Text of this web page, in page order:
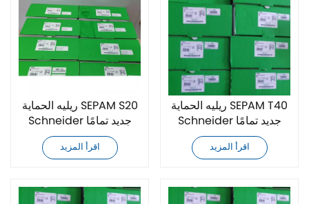
ريليه الحماية SEPAM S20
Schneider جديد تمامًا
اقرأ المزيد
ريليه الحماية SEPAM T40
Schneider جديد تمامًا
اقرأ المزيد